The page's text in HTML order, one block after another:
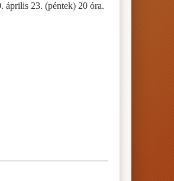
április 23. (péntek) 20 óra.